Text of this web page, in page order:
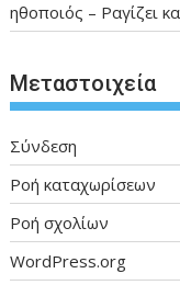
ηθοποιός – Ραγίζει
Μεταστοιχεία
Σύνδεση
Ροή καταχωρίσεων
Ροή σχολίων
WordPress.org